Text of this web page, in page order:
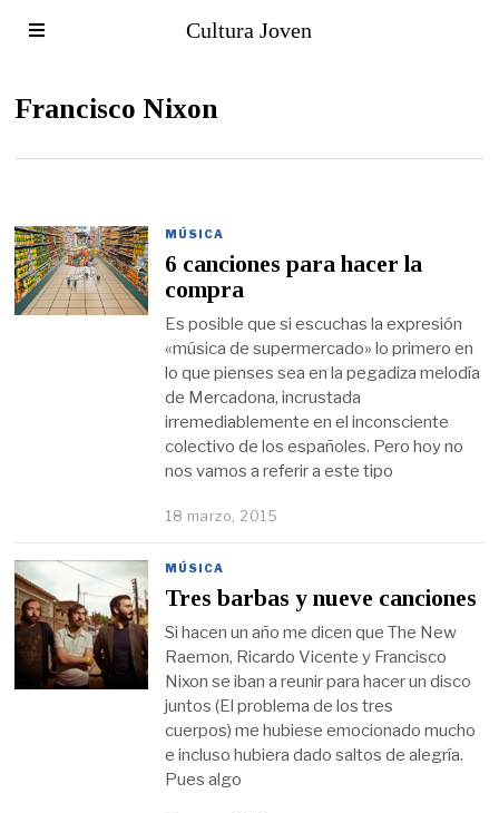
Cultura Joven
Francisco Nixon
MÚSICA
6 canciones para hacer la
compra
Es posible que si escuchas la expresión
«música de supermercado» lo primero en
lo que pienses sea en la pegadiza melodía
de Mercadona, incrustada
irremediablemente en el inconsciente
colectivo de los españoles. Pero hoy no
nos vamos a referir a este tipo
18 marzo, 2015
MÚSICA
Tres barbas y nueve canciones
Si hacen un año me dicen que The New
Raemon, Ricardo Vicente y Francisco
Nixon se iban a reunir para hacer un disco
juntos (El problema de los tres
cuerpos) me hubiese emocionado mucho
e incluso hubiera dado saltos de alegría.
Pues algo